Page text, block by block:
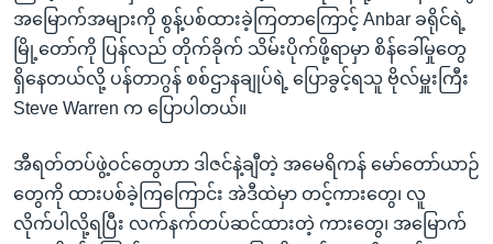
အမြောက်အများကို စွန့်ပစ်ထားခဲ့ကြတာကြောင့် Anbar ခရိုင်ရဲ့
မြို့တော်ကို ပြန်လည် တိုက်ခိုက် သိမ်းပိုက်ဖို့ရာမှာ စိန်ခေါ်မှုတွေ
ရှိနေတယ်လို့ ပန်တာဂွန် စစ်ဌာနချုပ်ရဲ့ ပြောခွင့်ရသူ ဗိုလ်မှူးကြီး
Steve Warren က ပြောပါတယ်။
အီရတ်တပ်ဖွဲ့ဝင်တွေဟာ ဒါဇင်နဲ့ချီတဲ့ အမေရိကန် မော်တော်ယာဉ်
တွေကို ထားပစ်ခဲ့ကြကြောင်း အဲဒီထဲမှာ တင့်ကားတွေ၊ လူ
လိုက်ပါလို့ရပြီး လက်နက်တပ်ဆင်ထားတဲ့ ကားတွေ၊ အမြောက်